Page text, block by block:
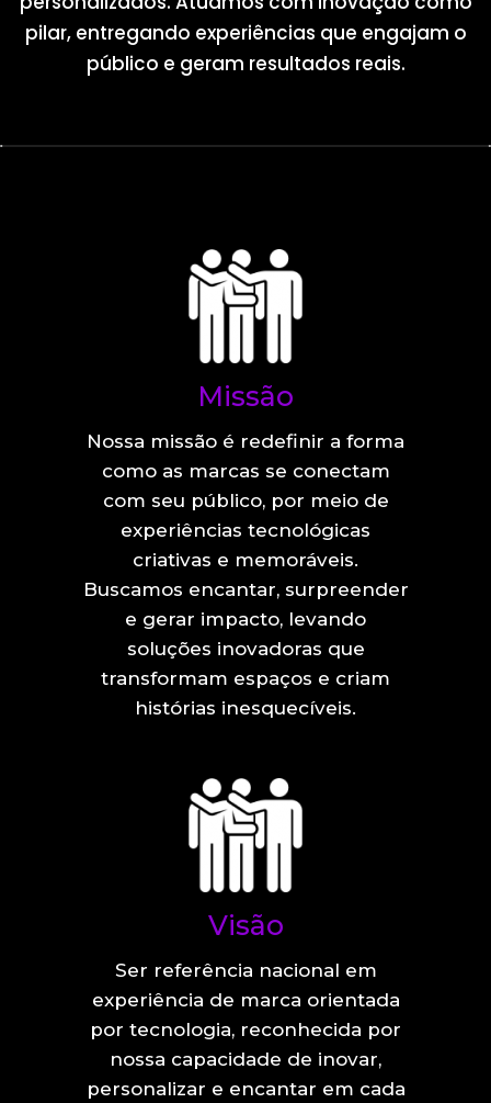
pilar, entregando experiências que engajam o
público e geram resultados reais.
Missão
Nossa missão é redefinir a forma
como as marcas se conectam
com seu público, por meio de
experiências tecnológicas
criativas e memoráveis.
Buscamos encantar, surpreender
e gerar impacto, levando
soluções inovadoras que
transformam espaços e criam
histórias inesquecíveis.
Visão
Ser referência nacional em
experiência de marca orientada
por tecnologia, reconhecida por
nossa capacidade de inovar,
personalizar e encantar em cada